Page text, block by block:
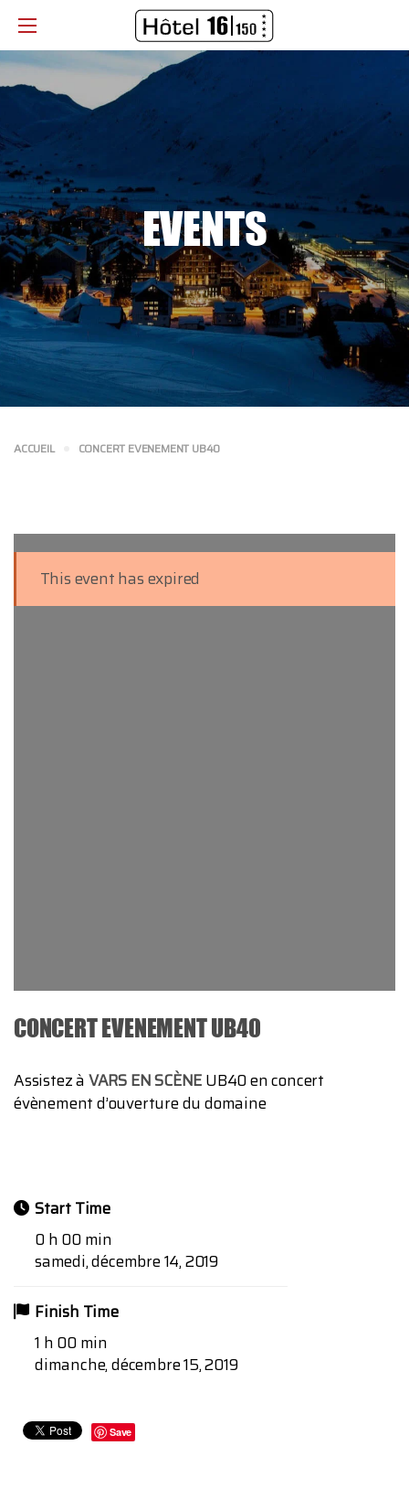
EVENTS
ACCUEIL CONCERT EVENEMENT UB40
This event has expired
CONCERT EVENEMENT UB40
Assistez à VARS EN SCÈNEUB40 en concert
évènement d’ouverture du domaine
Start Time
0 h 00 min
samedi, décembre 14, 2019
Finish Time
1 h 00 min
dimanche, décembre 15, 2019
Save